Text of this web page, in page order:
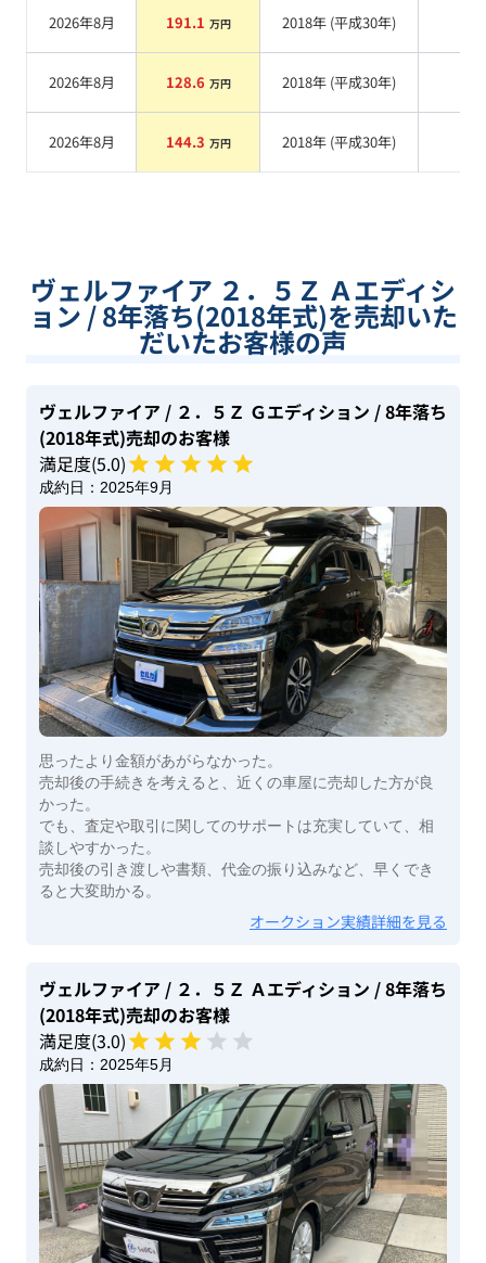
2026年8月 191.1 万円 2018年 (平成30年)
2026年8月 128.6 万円 2018年 (平成30年)
2026年8月 144.3 万円 2018年 (平成30年)
ヴェルファイア ２．５Ｚ Ａエディシ
ョン / 8年落ち(2018年式)を売却いた
だいたお客様の声
ヴェルファイア / ２．５Ｚ Ｇエディション / 8年落ち
(2018年式)売却のお客様
満足度(5.0)
成約日： 2025年9月
思ったより金額があがらなかった。
売却後の手続きを考えると、近くの車屋に売却した方が良
かった。
でも、査定や取引に関してのサポートは充実していて、相
談しやすかった。
売却後の引き渡しや書類、代金の振り込みなど、早くでき
ると大変助かる。
オークション実績詳細を見る
ヴェルファイア / ２．５Ｚ Ａエディション / 8年落ち
(2018年式)売却のお客様
満足度(3.0)
成約日： 2025年5月